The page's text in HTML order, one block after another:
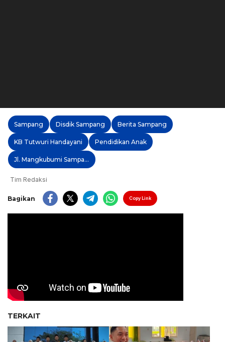
Sampang Disdik Sampang Berita Sampang
KB Tutwuri Handayani Pendidikan Anak
Jl. Mangkubumi Sampang
Tim Redaksi
Bagikan Copy Link
TERKAIT